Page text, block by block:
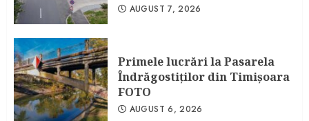
AUGUST 7, 2026
Primele lucrări la Pasarela
Îndrăgostiţilor din Timişoara
FOTO
AUGUST 6, 2026